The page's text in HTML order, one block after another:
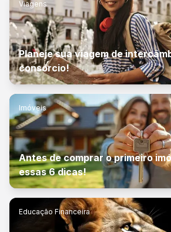
Viagens
Planeje sua viagem de
consórcio!
Imóveis
Antes de comprar o primeiro
essas 6 dicas!
Educação Financeira